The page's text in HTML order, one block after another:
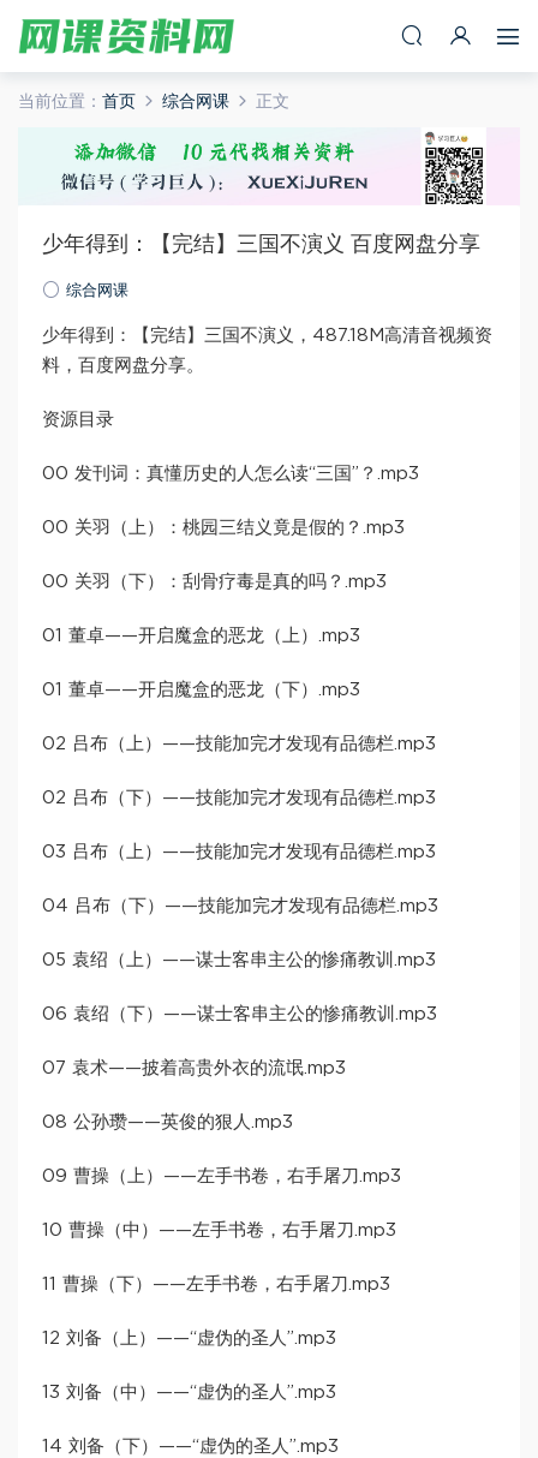
当前位置： 首页 综合网课 正文
少年得到：【完结】三国不演义 百度网盘分享
综合网课
少年得到：【完结】三国不演义，487.18M高清音视频资
料，百度网盘分享。
资源目录
00 发刊词：真懂历史的人怎么读“三国”？.mp3
00 关羽（上）：桃园三结义竟是假的？.mp3
00 关羽（下）：刮骨疗毒是真的吗？.mp3
01 董卓——开启魔盒的恶龙（上）.mp3
01 董卓——开启魔盒的恶龙（下）.mp3
02 吕布（上）——技能加完才发现有品德栏.mp3
02 吕布（下）——技能加完才发现有品德栏.mp3
03 吕布（上）——技能加完才发现有品德栏.mp3
04 吕布（下）——技能加完才发现有品德栏.mp3
05 袁绍（上）——谋士客串主公的惨痛教训.mp3
06 袁绍（下）——谋士客串主公的惨痛教训.mp3
07 袁术——披着高贵外衣的流氓.mp3
08 公孙瓒——英俊的狠人.mp3
09 曹操（上）——左手书卷，右手屠刀.mp3
10 曹操（中）——左手书卷，右手屠刀.mp3
11 曹操（下）——左手书卷，右手屠刀.mp3
12 刘备（上）——“虚伪的圣人”.mp3
13 刘备（中）——“虚伪的圣人”.mp3
14 刘备（下）——“虚伪的圣人”.mp3